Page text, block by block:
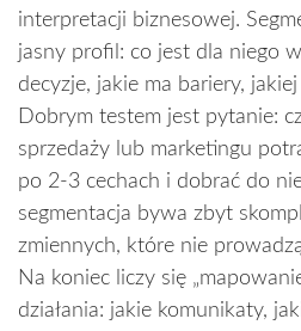
interpretacji biznesowej.
jasny profil: co jest dla niego
decyzje, jakie ma bariery,
Dobrym testem jest pytanie:
sprzedaży lub marketingu
po 2-3 cechach i dobrać do
segmentacja bywa zbyt
zmiennych, które nie
Na koniec liczy się
działania: jakie komunikaty,